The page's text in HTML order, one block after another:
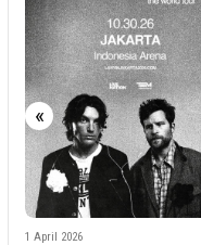
«
28 January 2026
EXO
Jakarta dalam
PLANET #6